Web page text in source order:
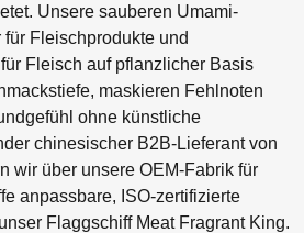
Unsere sauberen Umami-
Fleischprodukte und
Fleisch auf pflanzlicher Basis
maskieren Fehlnoten
ohne künstliche
chinesischer B2B-Lieferant von
wir über unsere OEM-Fabrik für
anpassbare, ISO-zertifizierte
Flaggschiff Meat Fragrant King.